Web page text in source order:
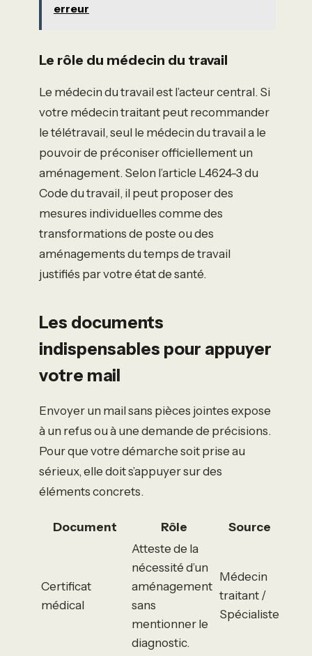
erreur
Le rôle du médecin du travail
Le médecin du travail est l’acteur central. Si
votre médecin traitant peut recommander
le télétravail, seul le médecin du travail a le
pouvoir de préconiser officiellement un
aménagement. Selon l’article L4624-3 du
Code du travail, il peut proposer des
mesures individuelles comme des
transformations de poste ou des
aménagements du temps de travail
justifiés par votre état de santé.
Les documents
indispensables pour appuyer
votre mail
Envoyer un mail sans pièces jointes expose
à un refus ou à une demande de précisions.
Pour que votre démarche soit prise au
sérieux, elle doit s’appuyer sur des
éléments concrets.
Document Rôle Source
Certificat
médical
Atteste de la
nécessité d’un
aménagement
sans
mentionner le
diagnostic.
Médecin
traitant /
Spécialiste